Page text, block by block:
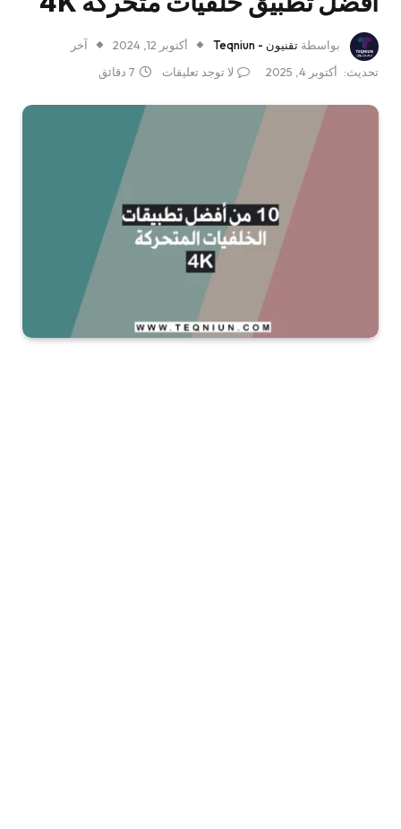
بواسطة تقنيون - Teqniun أكتوبر 12, 2024
آخر
تحديث:
أكتوبر 4, 2025 لا توجد تعليقات 7 دقائق